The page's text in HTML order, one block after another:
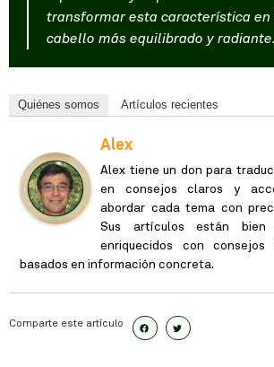
transformar esta característica en
cabello más equilibrado y radiante.
Quiénes somos Artículos recientes
Alex
Alex tiene un don para
en consejos claros y
abordar cada tema con
Sus artículos están bien
enriquecidos con
basados en información concreta.
Comparte este artículo